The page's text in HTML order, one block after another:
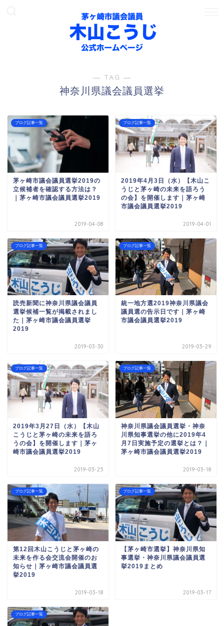
― TAG ―
神奈川県議会議員選挙
ブログ記事一覧
茅ヶ崎市議会議員選挙2019の
立候補者を確認する方法は？
｜茅ヶ崎市議会議員選挙2019
2019-04-08
ブログ記事一覧
2019年4月3日（水）【木山こ
うじと茅ヶ崎の未来を語ろう
の会】を開催します｜茅ヶ崎
市議会議員選挙2019
2019-04-01
ブログ記事一覧
読売新聞に神奈川県議会議員
選挙候補一覧が掲載されまし
た｜茅ヶ崎市議会議員選挙
2019
2019-03-30
ブログ記事一覧
統一地方選2019神奈川県議会
議員選の告示日です｜茅ヶ崎
市議会議員選挙2019
2019-03-29
ブログ記事一覧
2019年3月27日（水）【木山
こうじと茅ヶ崎の未来を語ろ
うの会】を開催します｜茅ヶ
崎市議会議員選挙2019
2019-03-25
ブログ記事一覧
神奈川県議会議員選挙・神奈
川県知事選挙の他に2019年4
月7日実施予定の選挙とは？｜
茅ヶ崎市議会議員選挙2019
2019-03-18
ブログ記事一覧
第12回木山こうじと茅ヶ崎の
未来を作る会交流会開催のお
知らせ｜茅ヶ崎市議会議員選
挙2019
2019-03-18
ブログ記事一覧
【茅ヶ崎市選挙】神奈川県知
事選挙・神奈川県議会議員選
挙2019まとめ
2019-03-17
ブログ記事一覧